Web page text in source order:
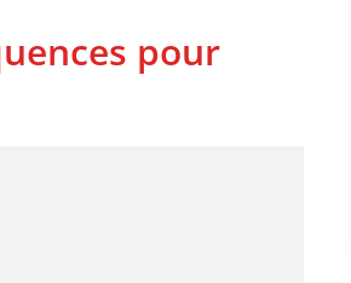
pour